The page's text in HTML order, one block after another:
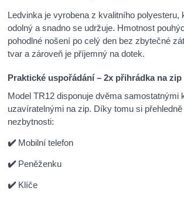
Ledvinka je vyrobena z kvalitního polyesteru,
odolný a snadno se udržuje. Hmotnost
pohodlné nošení po celý den bez zbytečné
tvar a zároveň je příjemný na dotek.
Praktické uspořádání – 2x přihrádka na zip
Model TR12 disponuje dvěma samostatnými
uzavíratelnými na zip. Díky tomu si
nezbytnosti:
✔️ Mobilní telefon
✔️ Peněženku
✔️ Klíče